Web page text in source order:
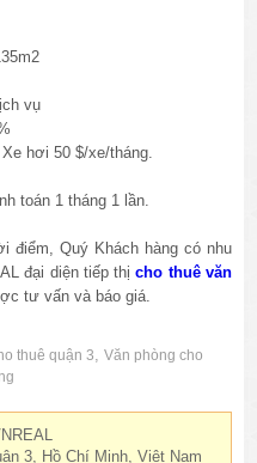
vụ
hơi 50 $/xe/tháng.
toán 1 tháng 1 lần.
điểm, Quý Khách hàng có nhu
đại diện tiếp thịcho thuê văn
tư vấn và báo giá.
thuê quận 3 ,Văn phòng cho
3, Hồ Chí Minh, Việt Nam